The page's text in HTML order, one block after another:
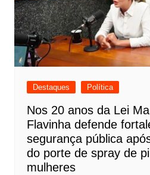
Destaques Política
Nos 20 anos da Lei
Flavinha defende
segurança pública
do porte de spray de
mulheres